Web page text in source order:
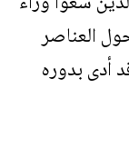
العناصر
أدى بدوره